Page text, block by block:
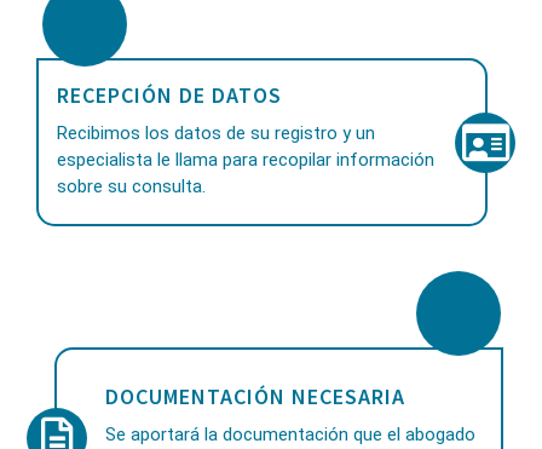
RECEPCIÓN DE DATOS
Recibimos los datos de su registro y un
especialista le llama para recopilar información
sobre su consulta.
DOCUMENTACIÓN NECESARIA
Se aportará la documentación que el abogado